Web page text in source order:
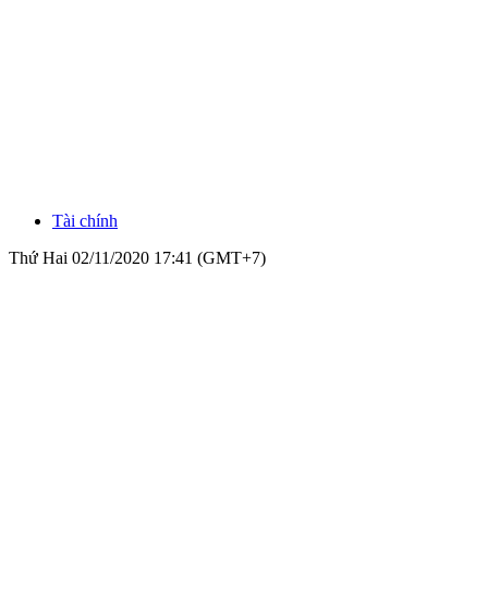
Tài chính
Thứ Hai 02/11/2020 17:41 (GMT+7)